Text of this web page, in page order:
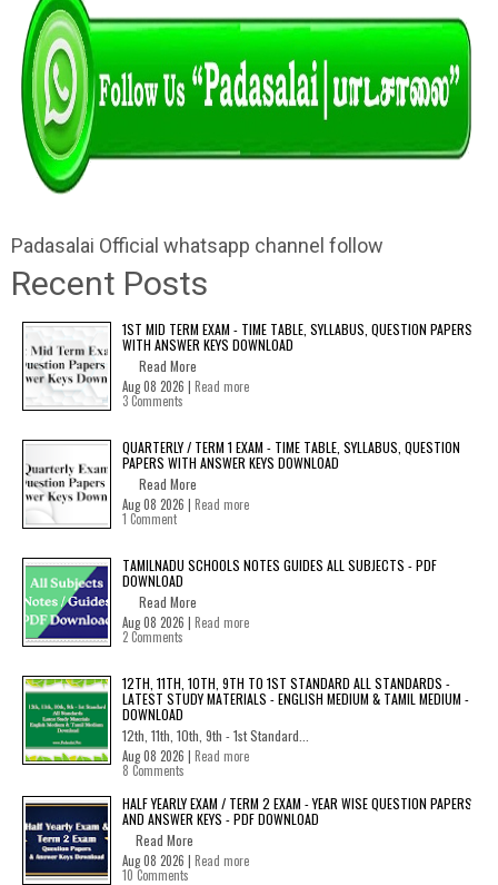
Padasalai Official whatsapp channel follow
Recent Posts
1ST MID TERM EXAM - TIME TABLE, SYLLABUS, QUESTION PAPERS
WITH ANSWER KEYS DOWNLOAD
Read More
Aug 08 2026 | Read more
3 Comments
QUARTERLY / TERM 1 EXAM - TIME TABLE, SYLLABUS, QUESTION
PAPERS WITH ANSWER KEYS DOWNLOAD
Read More
Aug 08 2026 | Read more
1 Comment
TAMILNADU SCHOOLS NOTES GUIDES ALL SUBJECTS - PDF
DOWNLOAD
Read More
Aug 08 2026 | Read more
2 Comments
12TH, 11TH, 10TH, 9TH TO 1ST STANDARD ALL STANDARDS -
LATEST STUDY MATERIALS - ENGLISH MEDIUM & TAMIL MEDIUM -
DOWNLOAD
12th, 11th, 10th, 9th - 1st Standard...
Aug 08 2026 | Read more
8 Comments
HALF YEARLY EXAM / TERM 2 EXAM - YEAR WISE QUESTION PAPERS
AND ANSWER KEYS - PDF DOWNLOAD
Read More
Aug 08 2026 | Read more
10 Comments